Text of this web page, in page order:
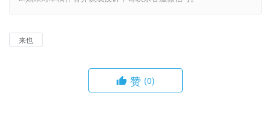
来也
赞 (0)